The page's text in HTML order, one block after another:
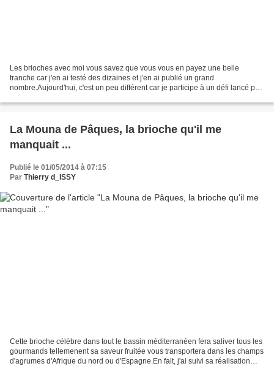
Les brioches avec moi vous savez que vous vous en payez une belle
tranche car j'en ai testé des dizaines et j'en ai publié un grand
nombre.Aujourd'hui, c'est un peu différent car je participe à un défi lancé par
La Mouna de Pâques, la brioche qu'il me
manquait ...
Publié le 01/05/2014 à 07:15
Par Thierry d_ISSY
Cette brioche célèbre dans tout le bassin méditerranéen fera saliver tous les
gourmands tellemenent sa saveur fruitée vous transportera dans les champs
d'agrumes d'Afrique du nord ou d'Espagne.En fait, j'ai suivi sa réalisation